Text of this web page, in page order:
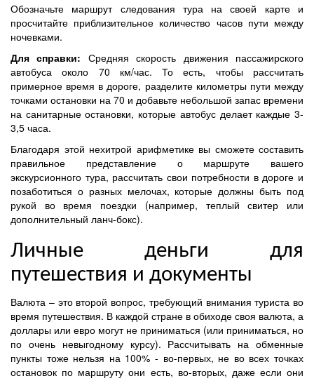
Обозначьте маршрут следования тура на своей карте и
просчитайте приблизительное количество часов пути между
ночевками.
Для справки: Средняя скорость движения пассажирского
автобуса около 70 км/час. То есть, чтобы рассчитать
примерное время в дороге, разделите километры пути между
точками остановки на 70 и добавьте небольшой запас времени
на санитарные остановки, которые автобус делает каждые 3-
3,5 часа.
Благодаря этой нехитрой арифметике вы сможете составить
правильное представление о маршруте вашего
экскурсионного тура, рассчитать свои потребности в дороге и
позаботиться о разных мелочах, которые должны быть под
рукой во время поездки (например, теплый свитер или
дополнительный ланч-бокс).
Личные деньги для
путешествия и документы
Валюта – это второй вопрос, требующий внимания туриста во
время путешествия. В каждой стране в обиходе своя валюта, а
доллары или евро могут не приниматься (или приниматься, но
по очень невыгодному курсу). Рассчитывать на обменные
пункты тоже нельзя на 100% - во-первых, не во всех точках
остановок по маршруту они есть, во-вторых, даже если они